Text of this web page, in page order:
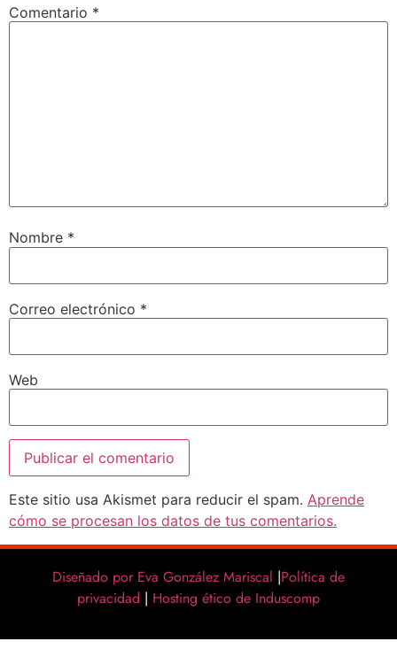
Comentario *
Nombre *
Correo electrónico *
Web
Este sitio usa Akismet para reducir el spam. Aprende
cómo se procesan los datos de tus comentarios.
Diseñado por Eva González Mariscal |Política de
privacidad | Hosting ético de Induscomp